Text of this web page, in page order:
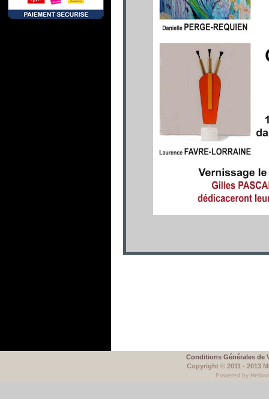
Conditions Générales de
Copyright © 2011 - 2013
Powered by